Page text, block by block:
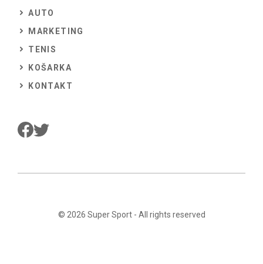
AUTO
MARKETING
TENIS
KOŠARKA
KONTAKT
© 2026 Super Sport- All rights reserved